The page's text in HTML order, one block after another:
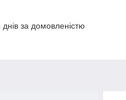
за домовленістю